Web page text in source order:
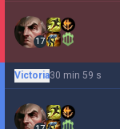
17
Victoria30 min 59 s